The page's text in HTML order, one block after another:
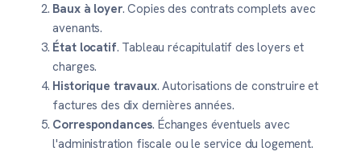
Baux à loyer. Copies des contrats complets avec
avenants.
État locatif. Tableau récapitulatif des loyers et
charges.
Historique travaux. Autorisations de construire et
factures des dix dernières années.
Correspondances. Échanges éventuels avec
l'administration fiscale ou le service du logement.